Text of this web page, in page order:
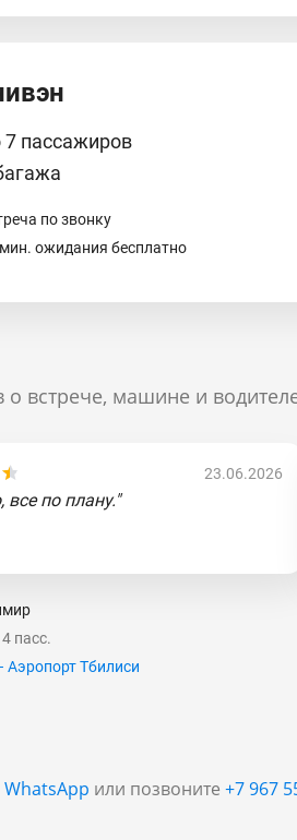
7 пассажиров
по звонку
ожидания бесплатно
встрече, машине и
23.06.2026
все по плану."
пасс.
Аэропорт Тбилиси
WhatsApp или позвоните +7 967